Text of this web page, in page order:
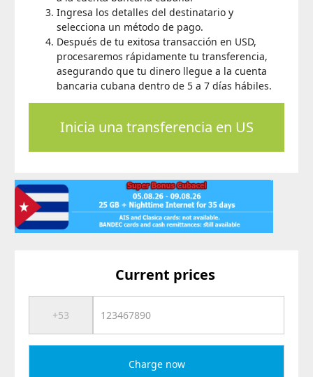
Ingresa los detalles del destinatario y
selecciona un método de pago.
Después de tu exitosa transacción en USD,
procesaremos rápidamente tu transferencia,
asegurando que tu dinero llegue a la cuenta
bancaria cubana dentro de 5 a 7 días hábiles.
Inicia una transferencia en US
Current prices
Charge now